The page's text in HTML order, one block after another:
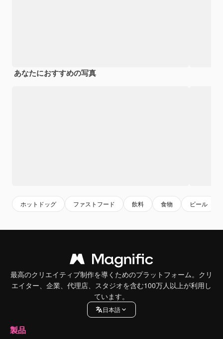
あなたにおすすめの写真
ホットドッグ ファストフード 飲料 食物 ビール
最高のクリエイティブ制作を導くためのプラットフォーム。クリ
エイター、企業、代理店、スタジオを含む100万人以上が利用し
ています。
日本語
製品